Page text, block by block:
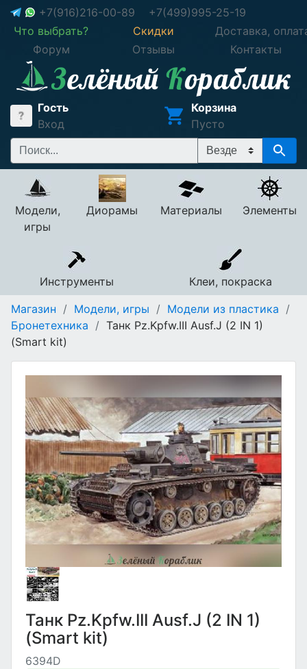
+7(916)216-00-89
+7(499)995-25-19
Что выбрать?
Скидки
Доставка,
Форум
Отзывы Контакты
Гость
Вход
Корзина
Пусто
Модели,
игры
Диорамы Материалы Элементы
Инструменты
Клеи, покраска
Магазин / Модели, игры / Модели из пластика /
Бронетехника / Танк Pz.Kpfw.III Ausf.J (2 IN 1)
(Smart kit)
Танк Pz.Kpfw.III Ausf.J (2 IN 1)
(Smart kit)
6394D